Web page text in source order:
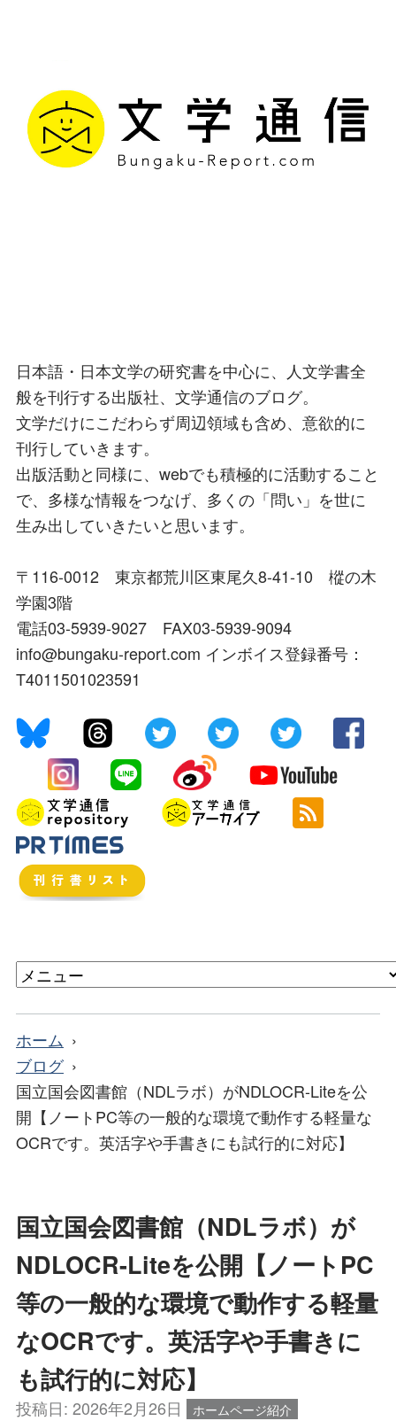
日本語・日本文学の研究書を中心に、人文学書全
般を刊行する出版社、文学通信のブログ。
文学だけにこだわらず周辺領域も含め、意欲的に
刊行していきます。
出版活動と同様に、webでも積極的に活動すること
で、多様な情報をつなげ、多くの「問い」を世に
生み出していきたいと思います。
〒116-0012 東京都荒川区東尾久8-41-10 樅の木
学園3階
電話03-5939-9027 FAX03-5939-9094
info@bungaku-report.com インボイス登録番号：
T4011501023591
ホーム
ブログ
国立国会図書館（NDLラボ）がNDLOCR-Liteを公
開【ノートPC等の一般的な環境で動作する軽量な
OCRです。英活字や手書きにも試行的に対応】
国立国会図書館（NDLラボ）が
NDLOCR-Liteを公開【ノートPC
等の一般的な環境で動作する軽量
なOCRです。英活字や手書きに
も試行的に対応】
投稿日: 2026年2月26日 ホームページ紹介